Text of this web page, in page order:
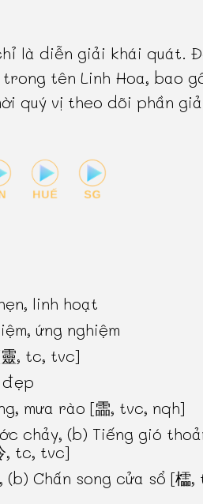
là diễn giải khái quát.
tên Linh Hoa, bao
quý vị theo dõi phần
linh hoạt
ứng nghiệm
, tc, tvc]
mưa rào [霝, tvc, nqh]
chảy, (b) Tiếng gió
, tc, tvc]
(b) Chấn song cửa sổ [櫺,